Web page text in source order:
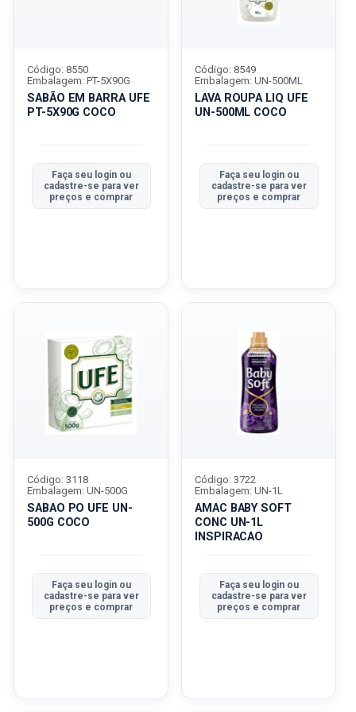
SABÃO EM BARRA UFE
PT-5X90G COCO
Código: 8550
Embalagem: PT-5X90G
Faça seu login ou
cadastre-se para ver
preços e comprar
LAVA ROUPA LIQ UFE
UN-500ML COCO
Código: 8549
Embalagem: UN-500ML
Faça seu login ou
cadastre-se para ver
preços e comprar
SABAO PO UFE UN-
500G COCO
Código: 3118
Embalagem: UN-500G
Faça seu login ou
cadastre-se para ver
preços e comprar
AMAC BABY SOFT
CONC UN-1L
INSPIRACAO
Código: 3722
Embalagem: UN-1L
Faça seu login ou
cadastre-se para ver
preços e comprar